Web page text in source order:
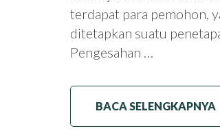
terdapat para pemohon,
ditetapkan suatu
Pengesahan …
BACA SELENGKAPNYA